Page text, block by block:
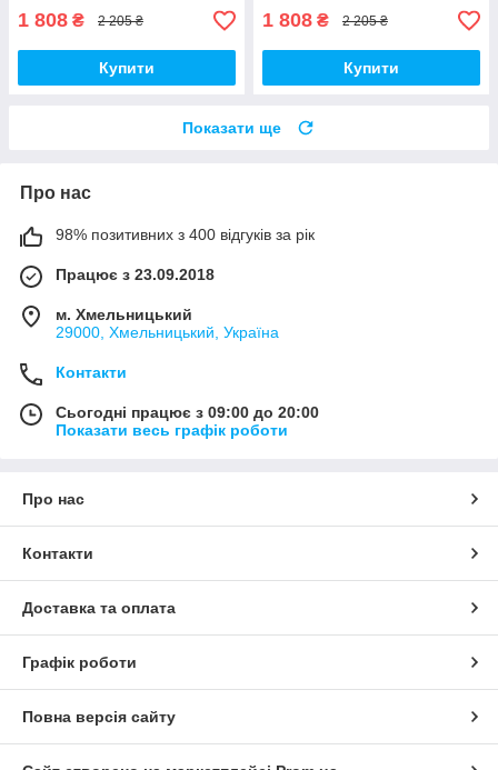
1 808 ₴ 2 205 ₴
Купити
1 808 ₴ 2 205 ₴
Купити
Показати ще
Про нас
98% позитивних з 400 відгуків за рік
Працює з 23.09.2018
м. Хмельницький
29000, Хмельницький, Україна
Контакти
Сьогодні працює з 09:00 до 20:00
Показати весь графік роботи
Про нас
Контакти
Доставка та оплата
Графік роботи
Повна версія сайту